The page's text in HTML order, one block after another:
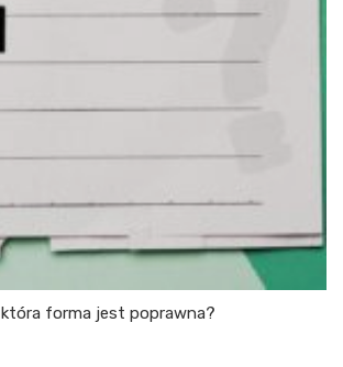
forma jest poprawna?